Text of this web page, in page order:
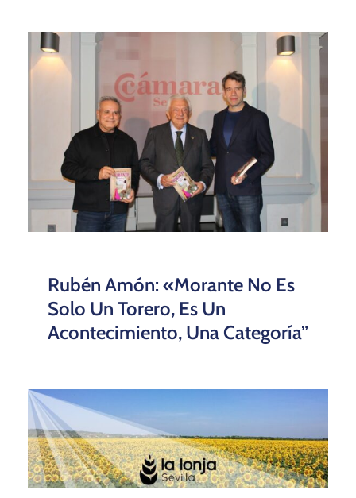
Rubén Amón: «Morante No Es
Solo Un Torero, Es Un
Acontecimiento, Una Categoría”